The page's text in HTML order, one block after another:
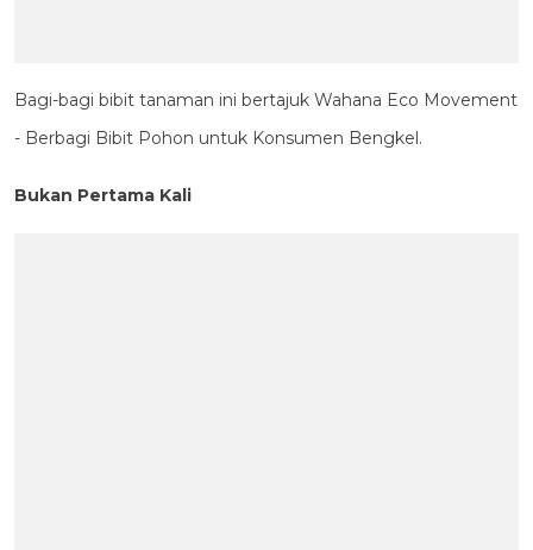
Bagi-bagi bibit tanaman ini bertajuk Wahana Eco Movement
- Berbagi Bibit Pohon untuk Konsumen Bengkel.
Bukan Pertama Kali